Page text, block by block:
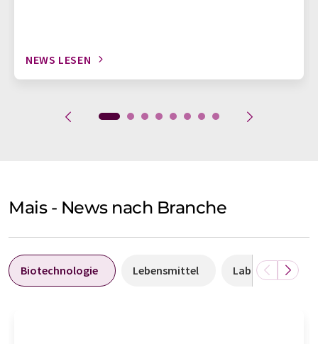
NEWS LESEN
Mais - News nach Branche
Biotechnologie Lebensmittel Laboranalytik /